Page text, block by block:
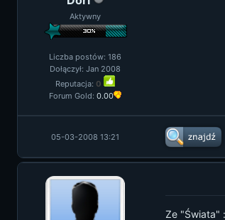
Aktywny
Liczba postów: 186
Dołączył: Jan 2008
Reputacja: 0
Forum Gold: 0.00
05-03-2008 13:21
Ze "Świata"